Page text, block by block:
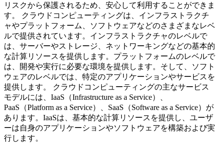
リスクから保護されるため、安心して利用することができま
す。 クラウドコンピューティングは、インフラストラクチ
ャやプラットフォーム、ソフトウェアなどのさまざまなレベ
ルで提供されています。インフラストラクチャのレベルで
は、サーバーやストレージ、ネットワーキングなどの基本的
な計算リソースを提供します。プラットフォームのレベルで
は、開発や実行に必要な環境を提供します。そして、ソフト
ウェアのレベルでは、特定のアプリケーションやサービスを
提供します。 クラウドコンピューティングの主なサービス
モデルには、IaaS（Infrastructure as a Service）、
PaaS（Platform as a Service）、SaaS（Software as a Service）が
あります。IaaSは、基本的な計算リソースを提供し、ユーザ
ーは自身のアプリケーションやソフトウェアを構築および実
行します。